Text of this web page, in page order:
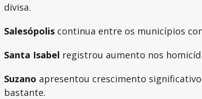
divisa.
Salesópolis continua entre os municípios
Santa Isabel registrou aumento nos
Suzano apresentou crescimento
bastante.